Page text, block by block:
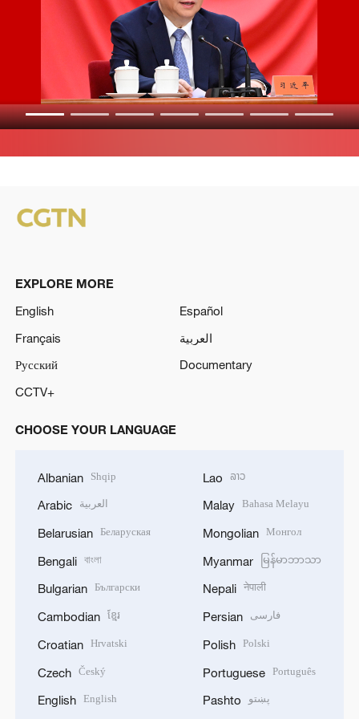
EXPLORE MORE
English
Español
Français
العربية
Русский
Documentary
CCTV+
CHOOSE YOUR LANGUAGE
Albanian Shqip
Arabic العربية
Belarusian Беларуская
Bengali বাংলা
Bulgarian Български
Cambodian ខ្មែរ
Croatian Hrvatski
Czech Český
English English
Lao ລາວ
Malay Bahasa Melayu
Mongolian Монгол
Myanmar မြန်မာဘာသာ
Nepali नेपाली
Persian فارسی
Polish Polski
Portuguese Português
Pashto
پښتو